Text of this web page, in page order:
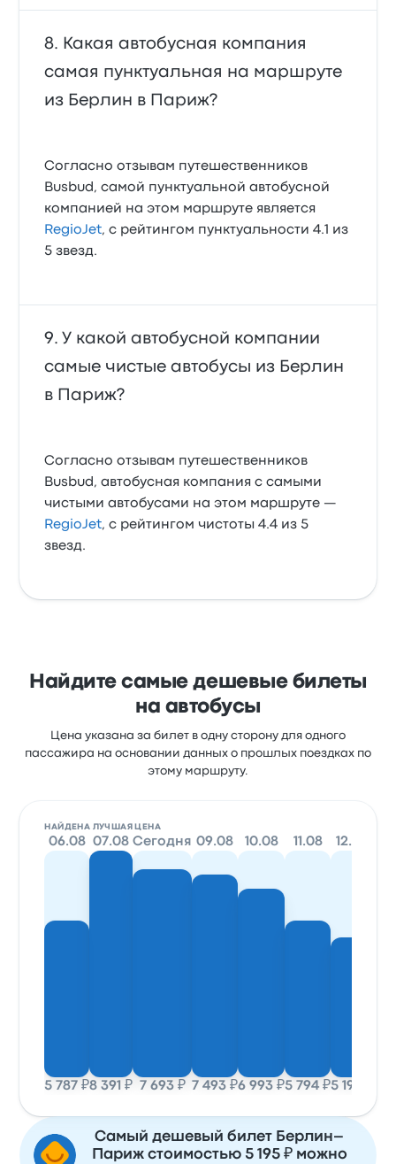
Какая автобусная компания
самая пунктуальная на маршруте
из Берлин в Париж?
Согласно отзывам путешественников
Busbud, самой пунктуальной автобусной
компанией на этом маршруте является
RegioJet, с рейтингом пунктуальности 4.1 из
5 звезд.
У какой автобусной компании
самые чистые автобусы из Берлин
в Париж?
Согласно отзывам путешественников
Busbud, автобусная компания с самыми
чистыми автобусами на этом маршруте —
RegioJet, с рейтингом чистоты 4.4 из 5
звезд.
Найдите самые дешевые билеты
на автобусы
Цена указана за билет в одну сторону для одного
пассажира на основании данных о прошлых поездках по
этому маршруту.
НАЙДЕНА ЛУЧШАЯ ЦЕНА
06.08
5 787 ₽
07.08
8 391 ₽
Сегодня
7 693 ₽
09.08
7 493 ₽
10.08
6 993 ₽
11.08
5 794 ₽
12.08
5 195 ₽
Самый дешевый билет Берлин–
Париж стоимостью 5 195 ₽ можно